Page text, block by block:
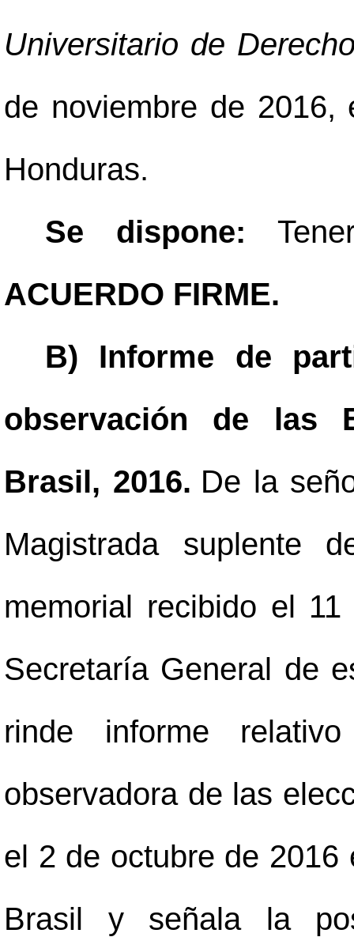
Universitario de
de noviembre de 2016,
Honduras.
Se dispone:
ACUERDO FIRME.
B) Informe de
observación de las
Brasil, 2016. De la
Magistrada suplente
memorial recibido el
Secretaría General de
rinde informe
observadora de las
el 2 de octubre de 2016
Brasil y señala la